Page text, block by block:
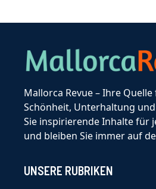
Mallorca Revue – Ihre
Schönheit, Unterhaltung
Sie inspirierende Inhalte für
und bleiben Sie immer auf
UNSERE RUBRIKEN